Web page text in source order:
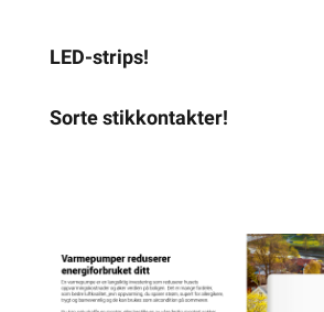
LED-strips!
Sorte stikkontakter!